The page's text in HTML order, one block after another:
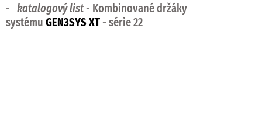
- katalogový list- Kombinované držáky
systému GEN3SYS XT - série 22